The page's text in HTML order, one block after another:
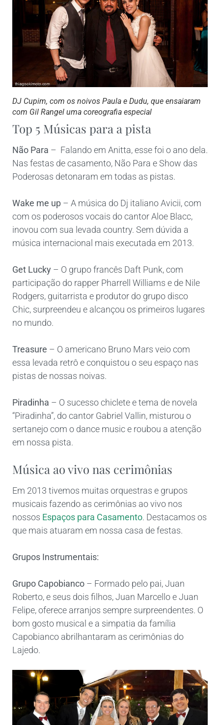
DJ Cupim, com os noivos Paula e Dudu, que ensaiaram
com Gil Rangel uma coreografia especial
Top 5 Músicas para a pista
Não Para – Falando em Anitta, esse foi o ano dela.
Nas festas de casamento, Não Para e Show das
Poderosas detonaram em todas as pistas.
Wake me up – A música do Dj italiano Avicii, com
com os poderosos vocais do cantor Aloe Blacc,
inovou com sua levada country. Sem dúvida a
música internacional mais executada em 2013.
Get Lucky – O grupo francês Daft Punk, com
participação do rapper Pharrell Williams e de Nile
Rodgers, guitarrista e produtor do grupo disco
Chic, surpreendeu e alcançou os primeiros lugares
no mundo.
Treasure – O americano Bruno Mars veio com
essa levada retrô e conquistou o seu espaço nas
pistas de nossas noivas.
Piradinha – O sucesso chiclete e tema de novela
“Piradinha”, do cantor Gabriel Vallin, misturou o
sertanejo com o dance music e roubou a atenção
em nossa pista.
Música ao vivo nas cerimônias
Em 2013 tivemos muitas orquestras e grupos
musicais fazendo as cerimônias ao vivo nos
nossos Espaços para Casamento. Destacamos os
que mais atuaram em nossa casa de festas.
Grupos Instrumentais:
Grupo Capobianco – Formado pelo pai, Juan
Roberto, e seus dois filhos, Juan Marcello e Juan
Felipe, oferece arranjos sempre surpreendentes. O
bom gosto musical e a simpatia da família
Capobianco abrilhantaram as cerimônias do
Lajedo.